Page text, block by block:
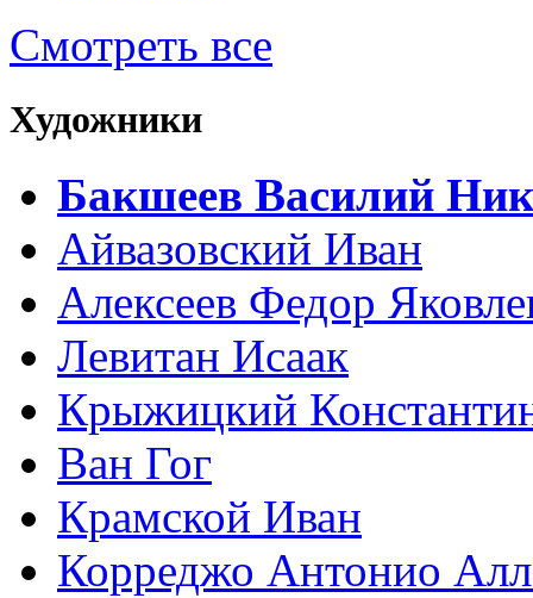
Смотреть все
Художники
Бакшеев Василий
Айвазовский Иван
Алексеев Федор
Левитан Исаак
Крыжицкий
Ван Гог
Крамской Иван
Корреджо Антонио